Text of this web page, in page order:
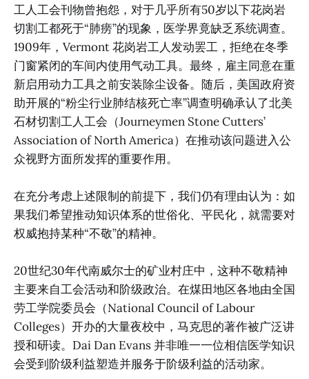
工人工会刊物曾抱怨，对于几乎所有50岁以下花岗岩
切割工都死于“肺痨”的现象，医学界竟缺乏系统调查。
1909年，Vermont 花岗岩工人发动罢工，拒绝在冬季
门窗紧闭的车间内使用气动工具。最终，雇主同意在重
新启用动力工具之前安装除尘设备。随后，美国政府资
助开展的“粉尘行业肺结核死亡率”调查明确承认了北美
石材切割工人工会（Journeymen Stone Cutters’
Association of North America）在推动该问题进入公
众视野方面所发挥的重要作用。
在充分考虑上述限制的前提下，我们仍有理由认为：如
果我们希望推动知识体系的世俗化、平民化，就需要对
权威抱持某种“不敬”的精神。
20世纪30年代南威尔士的矿业村庄中，这种不敬精神
主要来自工会活动和阶级政治。在煤田地区各地由全国
劳工学院委员会（National Council of Labour
Colleges）开办的大量夜校中，马克思的著作被广泛讲
授和研读。Dai Dan Evans 并非唯一一位相信医学知识
会受到阶级利益塑造并服务于阶级利益的活动家。